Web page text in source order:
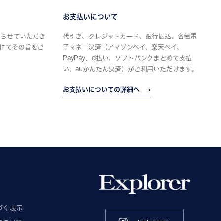
せていただき
てその旨をご
お支払いについて
代引き、クレジットカード、銀行振込、各種電
子マネー決済（アマゾンペイ、楽天ペイ、
PayPay、d払い、ソフトバンクまとめて支払
い、auかんたん決済）がご利用いただけます。
お支払いについての詳細へ
く表示